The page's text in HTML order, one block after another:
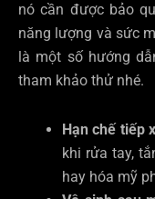
nó cần được bảo
năng lượng và sức
là một số hướng
tham khảo thử nhé.
Hạn chế tiếp
khi rửa tay,
hay hóa mỹ